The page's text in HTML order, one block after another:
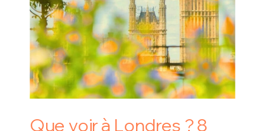
Que voir à Londres ? 8